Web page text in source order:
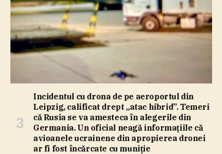
Incidentul cu drona de pe aeroportul din
Leipzig, calificat drept „atac hibrid”. Temeri
că Rusia se va amesteca în alegerile din
Germania. Un oficial neagă informaţiile că
avioanele ucrainene din apropierea dronei
ar fi fost încărcate cu muniţie